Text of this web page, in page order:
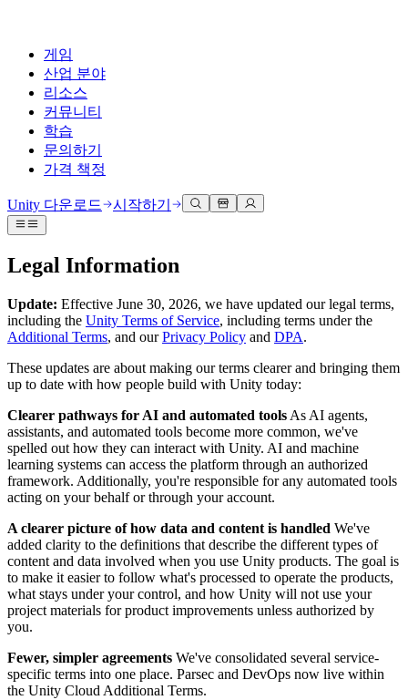
게임
산업 분야
리소스
커뮤니티
학습
문의하기
가격 책정
Unity 엔진
모든 플랫폼 위한 2D 및 3D 게임 제작
팀과 함께 신속한 협업과 반복 작업을 수행하세요.
Unity 다운로드
플랜 및 가격
배포
멀티플랫폼
Unity가 지원하는 25개 이상의 플랫폼을 살펴보세요.
LiveOps
성장
사용자 확보
모바일 사용자를 검색하고 Acquire
인앱 결제
매장 및 D2C 전반에 걸쳐 IAP 관리하세요.
수익화
3D 협업
실시간 3D 프로젝트 빌드 및 검토
몰입도 높은 환경 제작
인터랙티브 3D 경험 제작
산업 분야
제조업
운영 우수성 확보
리테일
자동차
혁신을 가속화하고 차량 내 경험을 향상시키세요.
모든 산업 보기
기술 자료
공식 유저. '광고 지면'의 타겟 고객 매뉴얼 및 API 레퍼런스
개발자 툴
릴리스 버전 및 이슈 트래커
로드맵
예정된 기능 검토
용어집
기술 용어 라이브러리
분석 자료
활용 사례
실제 성공 사례
베스트 프랙티스 가이드
전문가 팁
데모
데모, 샘플 및 빌딩 블록
모든 리소스
새로운 기능
토론
토론, 문제 해결, 소통
이벤트
글로벌 이벤트 및 현지 이벤트
커뮤니티 사례
Made with Unity
Livestreams
개발자, 크리에이터, Insider와의 소통
Unity Awards
전 세계 Unity 크리에이터 축하
Unity Learn
Unity 강사와 함께 팀의 역량을 강화하세요
Unity 처음 사용하시나요
시작하기
학습 시작하기
Unity 필수 학습 길잡이
Unity 사용이 처음이신가요? 여정 시작하기
사용법 가이드
교육
학생용
커리어 시작하기
교육 담당자 대상 교육
교육 효율 극대화
교육 라이선스
도움 받기
성공을 위한 Unity
전문가 지원을 통해 더 빠르게 목표 도달률 달성
일반적인 질문에 대한 답변
문의하기
유니티 팀과 소통하기
Unity 다운로드 시작하기
Legal Information
Update: Effective June 30, 2026, we have updated our legal terms,
including the Unity Terms of Service, including terms under the
Additional Terms, and ourPrivacy Policy and DPA.
These updates are about making our terms clearer and bringing them
up to date with how people build with Unity today:
Clearer pathways for AI and automated tools As AI agents,
assistants, and automated tools become more common, we've
spelled out how they can interact with Unity. AI and machine
learning systems can access the platform through an authorized
framework. Additionally, you're responsible for any automated tools
acting on your behalf or through your account.
A clearer picture of how data and content is handled We've
added clarity to the definitions that describe the different types of
content and data involved when you use Unity products. The goal is
to make it easier to follow what's processed to operate the products,
what stays under your control, and how Unity will not use your
project materials for product improvements unless authorized by
you.
Fewer, simpler agreements We've consolidated several service-
specific terms into one place. Parsec and DevOps now live within
the Unity Cloud Additional Terms.